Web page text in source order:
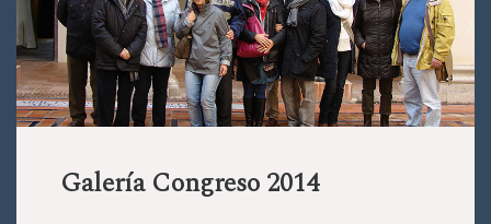
Galería Congreso 2014